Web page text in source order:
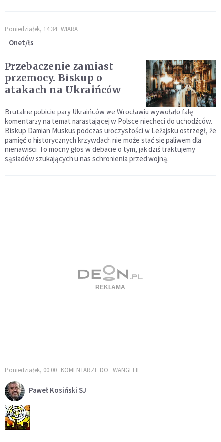
Poniedziałek, 14:34 WIARA
Onet/łs
Przebaczenie zamiast
przemocy. Biskup o
atakach na Ukraińców
Brutalne pobicie pary Ukraińców we Wrocławiu wywołało falę
komentarzy na temat narastającej w Polsce niechęci do uchodźców.
Biskup Damian Muskus podczas uroczystości w Leżajsku ostrzegł, że
pamięć o historycznych krzywdach nie może stać się paliwem dla
nienawiści. To mocny głos w debacie o tym, jak dziś traktujemy
sąsiadów szukających u nas schronienia przed wojną.
Poniedziałek, 00:00 KOMENTARZE DO EWANGELII
Paweł Kosiński SJ